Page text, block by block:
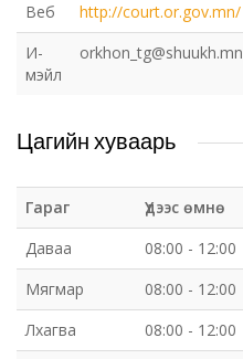
Веб
http://court.or.gov.mn/
И-
мэйл
orkhon_tg@shuukh.mn
Цагийн хуваарь
Гараг Үдээс өмнө
Даваа
08:00 - 12:00
Мягмар
08:00 - 12:00
Лхагва
08:00 - 12:00